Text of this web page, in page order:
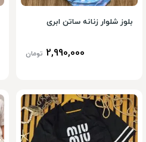
بلوز شلوار زنانه ساتن ابری
2,990,000 تومان